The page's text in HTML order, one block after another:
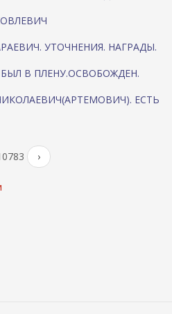
УТОЧНЕНИЯ. НАГРАДЫ.
БЫЛ В ПЛЕНУ.ОСВОБОЖДЕН.
ЕСТЬ
›